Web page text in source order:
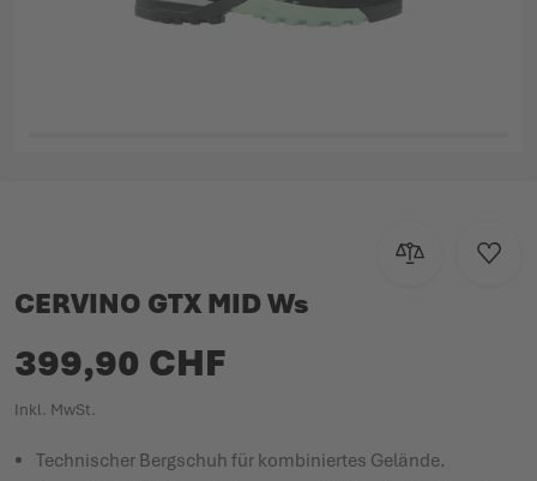
Zur Zur
CERVINO GTX MID Ws
399,90 CHF
Inkl. MwSt.
Technischer Bergschuh für kombiniertes Gelände.